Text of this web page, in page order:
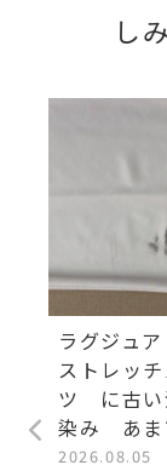
し
ラグジュ
ストレッ
ツ に古い
染み あま
2026.08.05